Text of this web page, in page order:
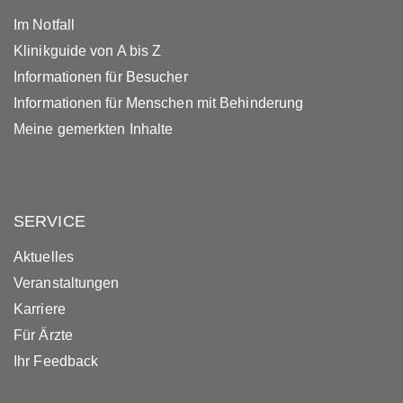
Im Notfall
Klinikguide von A bis Z
Informationen für Besucher
Informationen für Menschen mit Behinderung
Meine gemerkten Inhalte
SERVICE
Aktuelles
Veranstaltungen
Karriere
Für Ärzte
Ihr Feedback